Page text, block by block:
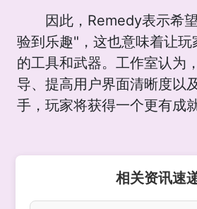
因此，Remedy表示希
验到乐趣"，这也意味着让玩
的工具和武器。工作室认为
导、提高用户界面清晰度以
手，玩家将获得一个更有成
相关资讯速